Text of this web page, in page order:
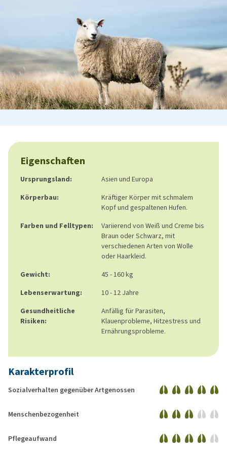
Eigenschaften
Ursprungsland:
Asien und Europa
Körperbau:
Kräftiger Körper mit schmalem
Kopf und gespaltenen Hufen.
Farben und Felltypen:
Variierend von Weiß und Creme bis
Braun oder Schwarz, mit
verschiedenen Arten von Wolle
oder Haarkleid.
Gewicht:
45 - 160 kg
Lebenserwartung:
10 - 12 Jahre
Gesundheitliche
Risiken:
Anfällig für Parasiten,
Klauenprobleme, Hitzestress und
Ernährungsprobleme.
Karakterprofil
Sozialverhalten gegenüber Artgenossen
Menschenbezogenheit
Pflegeaufwand